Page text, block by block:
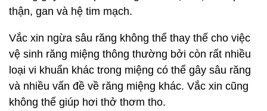
thận, gan và hệ tim mạch.
Vắc xin ngừa sâu răng không thể thay thế cho việc
vệ sinh răng miệng thông thường bởi còn rất nhiều
loại vi khuẩn khác trong miệng có thể gây sâu răng
và nhiều vấn đề về răng miệng khác. Vắc xin cũng
không thể giúp hơi thở thơm tho.